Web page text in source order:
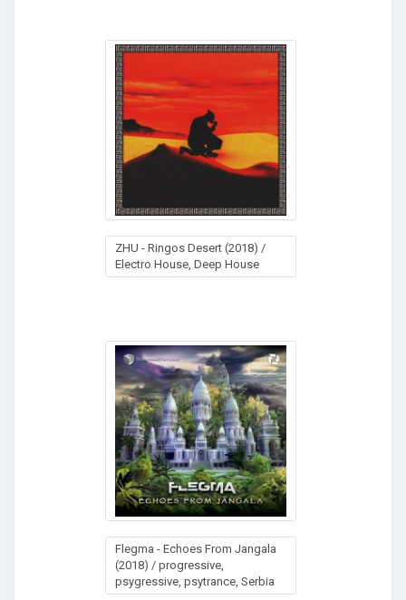
ZHU - Ringos Desert (2018) /
Electro House, Deep House
Flegma - Echoes From Jangala
(2018) / progressive,
psygressive, psytrance, Serbia